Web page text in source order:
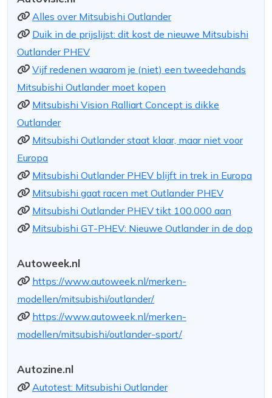
Alles over Mitsubishi Outlander
Duik in de prijslijst: dit kost de nieuwe Mitsubishi
Outlander PHEV
Vijf redenen waarom je (niet) een tweedehands
Mitsubishi Outlander moet kopen
Mitsubishi Vision Ralliart Concept is dikke
Outlander
Mitsubishi Outlander staat klaar, maar niet voor
Europa
Mitsubishi Outlander PHEV blijft in trek in Europa
Mitsubishi gaat racen met Outlander PHEV
Mitsubishi Outlander PHEV tikt 100.000 aan
Mitsubishi GT-PHEV: Nieuwe Outlander in de dop
Autoweek.nl
https://www.autoweek.nl/merken-
modellen/mitsubishi/outlander/
https://www.autoweek.nl/merken-
modellen/mitsubishi/outlander-sport/
Autozine.nl
Autotest: Mitsubishi Outlander